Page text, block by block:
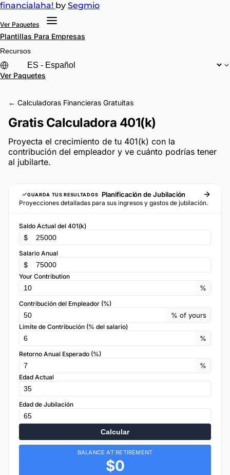
financialaha! by Segmio
Ver Paquetes
Plantillas Para Empresas
Recursos
Ver Paquetes
← Calculadoras Financieras Gratuitas
Gratis Calculadora 401(k)
Proyecta el crecimiento de tu 401(k) con la
contribución del empleador y ve cuánto podrías tener
al jubilarte.
GUARDA TUS RESULTADOS Planificación de Jubilación
Proyecciones detalladas para sus ingresos y gastos de jubilación.
Saldo Actual del 401(k)
$
Salario Anual
$
Your Contribution
%
Contribución del Empleador (%)
% of yours
Límite de Contribución (% del salario)
%
Retorno Anual Esperado (%)
%
Edad Actual
Edad de Jubilación
Calcular
BALANCE AT RETIREMENT
$0